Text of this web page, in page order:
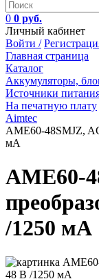
0 0 руб.
Личный кабинет
Войти /
Главная страница
Каталог
Аккумуляторы,
Источники
На печатную плату
Aimtec
AME60-48SMJZ,
мА
AME60-
/1250 мА